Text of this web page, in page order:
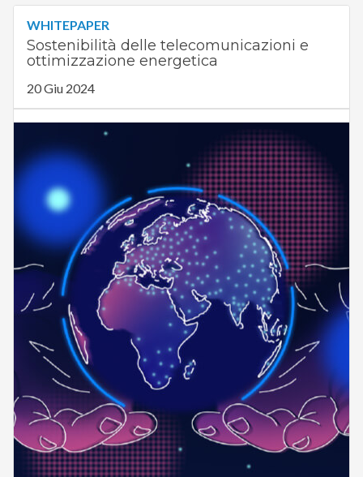
WHITEPAPER
Sostenibilità delle telecomunicazioni e
ottimizzazione energetica
20 Giu 2024